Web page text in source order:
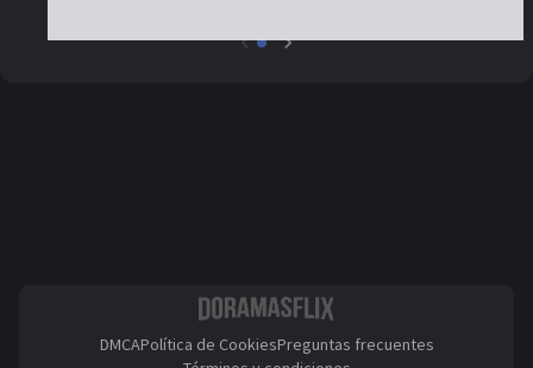
DMCAPolítica de CookiesPreguntas frecuentes